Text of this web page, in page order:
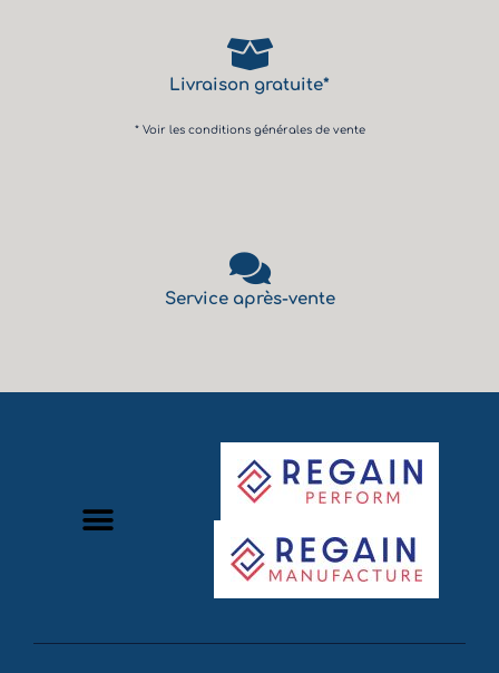
Livraison gratuite*
* Voir les conditions générales de vente
Service après-vente